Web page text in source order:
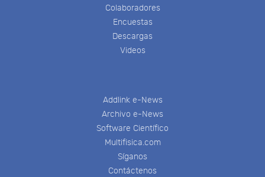
Colaboradores
Encuestas
Descargas
Videos
Addlink e-News
Archivo e-News
Software Científico
Multifisica.com
Síganos
Contáctenos